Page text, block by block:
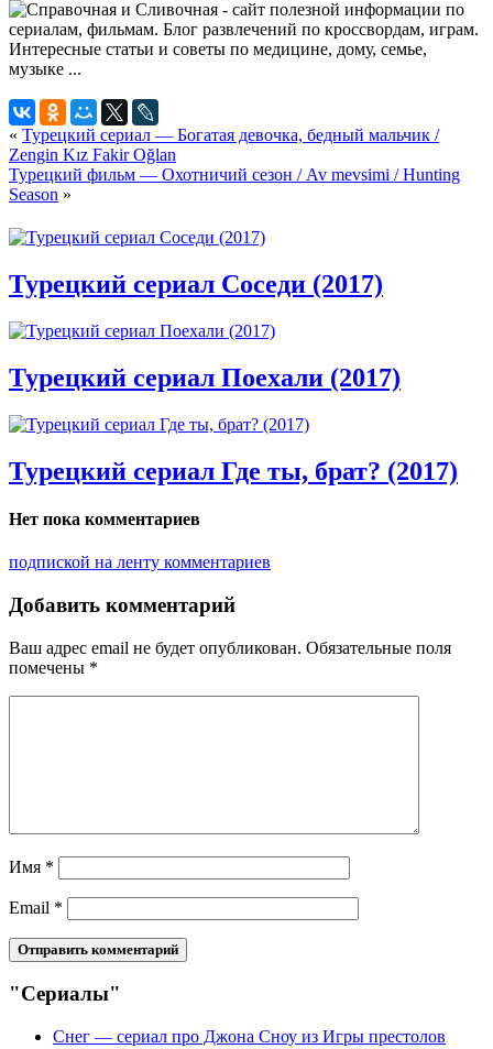
« Турецкий сериал — Богатая девочка, бедный мальчик /
Zengin Kız Fakir Oğlan
Турецкий фильм — Охотничий сезон / Av mevsimi / Hunting
Season »
Турецкий сериал Соседи (2017)
Турецкий сериал Поехали (2017)
Турецкий сериал Где ты, брат? (2017)
Нет пока комментариев
подпиской на ленту комментариев
Добавить комментарий
Ваш адрес email не будет опубликован. Обязательные поля
помечены *
Имя *
Email *
"Сериалы"
Снег — сериал про Джона Сноу из Игры престолов